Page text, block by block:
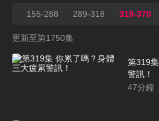
155-288 289-318 319-370
更新至第1750集
第319
警訊！
47分鐘